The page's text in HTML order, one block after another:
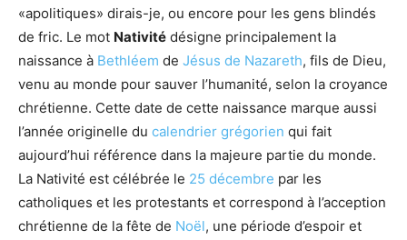
«apolitiques» dirais-je, ou encore pour les gens blindés
de fric. Le mot Nativité désigne principalement la
naissance à Bethléem de Jésus de Nazareth, fils de Dieu,
venu au monde pour sauver l’humanité, selon la croyance
chrétienne. Cette date de cette naissance marque aussi
l’année originelle du calendrier grégorien qui fait
aujourd’hui référence dans la majeure partie du monde.
La Nativité est célébrée le 25 décembre par les
catholiques et les protestants et correspond à l’acception
chrétienne de la fête de Noël, une période d’espoir et